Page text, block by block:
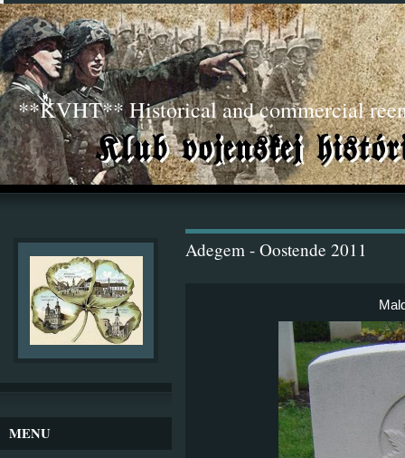
**KVHT** Historical and commercial
Adegem - Oostende 2011
MENU